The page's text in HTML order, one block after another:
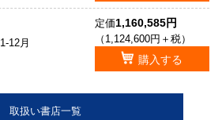
1-12月
定価1,160,585円
（1,124,600円＋税）
購入する
取扱い書店一覧